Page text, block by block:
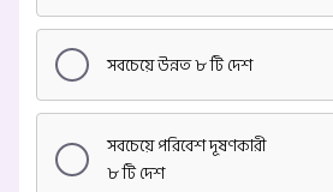
সবচেয়ে উন্নত ৮ টি দেশ
সবচেয়ে পরিবেশ দূষণকারী
৮ টি দেশ